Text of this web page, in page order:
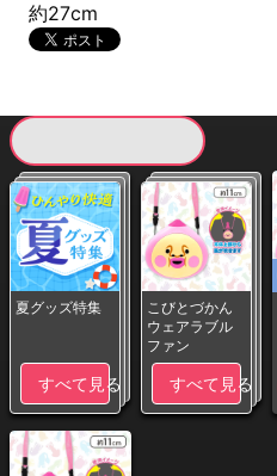
約27cm
夏グッズ特集
すべて見る
こびとづかん
ウェアラブル
ファン
すべて見る